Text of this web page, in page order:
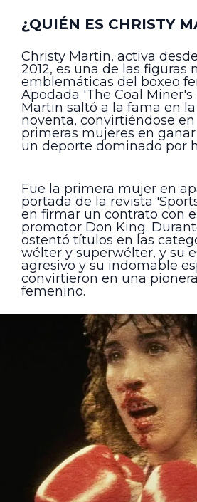
¿QUIÉN ES CHRISTY
Christy Martin, activa
2012, es una de las figuras
emblemáticas del boxeo
Apodada 'The Coal
Martin saltó a la fama en
noventa, convirtiéndose
primeras mujeres en
un deporte dominado por
Fue la primera mujer en
portada de la revista
en firmar un contrato con
promotor Don King.
ostentó títulos en las
wélter y superwélter, y su
agresivo y su indomable
convirtieron en una
femenino.